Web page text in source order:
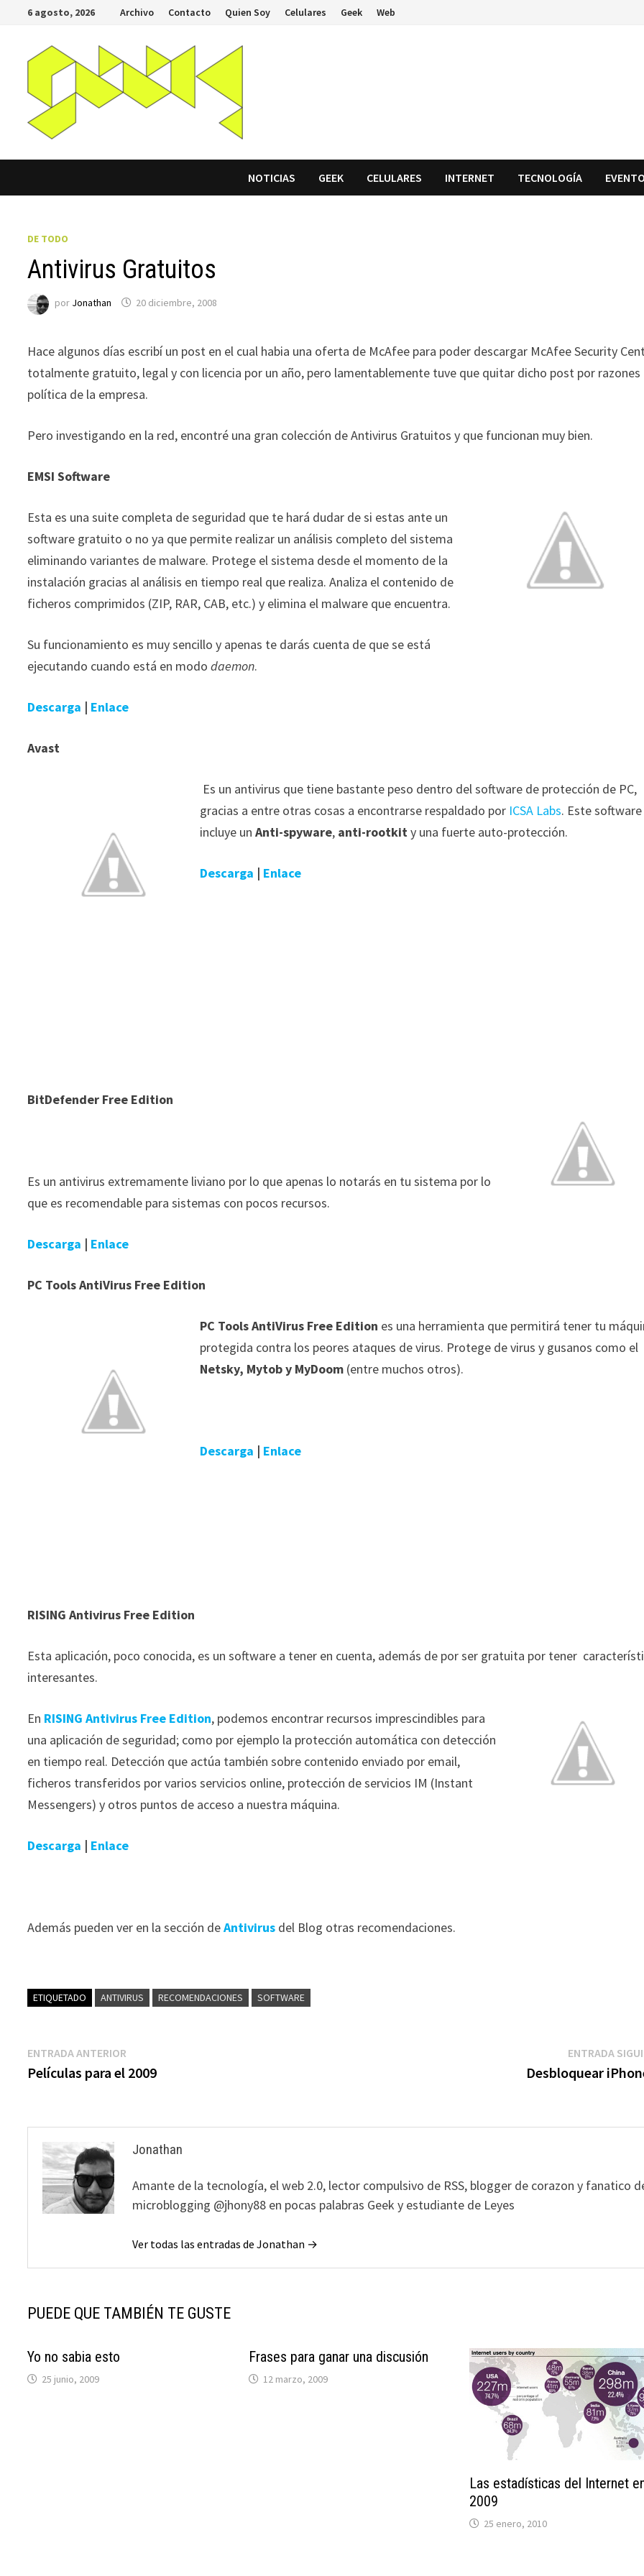
Saltar
contenido
6 agosto, 2026 Archivo Contacto Quien Soy Celulares Geek Web
NOTICIAS GEEK CELULARES INTERNET TECNOLOGÍA
DE TODO
Antivirus Gratuitos
por Jonathan 20 diciembre, 2008
Hace algunos días escribí un post en el cual habia una oferta de McAfee para poder descargar McAfee Security
totalmente gratuito, legal y con licencia por un año, pero lamentablemente tuve que quitar dicho post por razones
política de la empresa.
Pero investigando en la red, encontré una gran colección de Antivirus Gratuitos y que funcionan muy bien.
EMSI Software
Esta es una suite completa de seguridad que te hará dudar de si estas ante un
software gratuito o no ya que permite realizar un análisis completo del sistema
eliminando variantes de malware. Protege el sistema desde el momento de la
instalación gracias al análisis en tiempo real que realiza. Analiza el contenido de
ficheros comprimidos (ZIP, RAR, CAB, etc.) y elimina el malware que encuentra.
Su funcionamiento es muy sencillo y apenas te darás cuenta de que se está
ejecutando cuando está en mododaemon.
Descarga | Enlace
Avast
Es un antivirus que tiene bastante peso dentro del software de protección de PC,
gracias a entre otras cosas a encontrarse respaldado por ICSA Labs. Este software
incluye unAnti-spyware, anti-rootkity una fuerte auto-protección.
Descarga | Enlace
BitDefender Free Edition
Es un antivirus extremamente liviano por lo que apenas lo notarás en tu sistema por lo
que es recomendable para sistemas con pocos recursos.
Descarga | Enlace
PC Tools AntiVirus Free Edition
PC Tools AntiVirus Free Edition es una herramienta que permitirá tener tu
protegida contra los peores ataques de virus. Protege de virus y gusanos como el
Netsky, Mytob y MyDoom (entre muchos otros).
Descarga | Enlace
RISING Antivirus Free Edition
Esta aplicación, poco conocida, es un software a tener en cuenta, además de por ser gratuita por tener
interesantes.
En RISING Antivirus Free Edition, podemos encontrar recursos imprescindibles para
una aplicación de seguridad; como por ejemplo la protección automática con detección
en tiempo real. Detección que actúa también sobre contenido enviado por email,
ficheros transferidos por varios servicios online, protección de servicios IM (Instant
Messengers) y otros puntos de acceso a nuestra máquina.
Descarga | Enlace
Además pueden ver en la sección deAntivirus del Blog otras recomendaciones.
ETIQUETADO ANTIVIRUS RECOMENDACIONES SOFTWARE
Navegación
de
ENTRADA ANTERIOR
anterior:
Películas para el 2009
ENTRADA
Desbloquear
Jonathan
Amante de la tecnología, el web 2.0, lector compulsivo de RSS, blogger de corazon y fanatico
microblogging @jhony88 en pocas palabras Geek y estudiante de Leyes
Ver todas las entradas de Jonathan →
PUEDE QUE TAMBIÉN TE GUSTE
Yo no sabia esto
25 junio, 2009
Frases para ganar una discusión
12 marzo, 2009
Las estadísticas del Internet
2009
25 enero, 2010